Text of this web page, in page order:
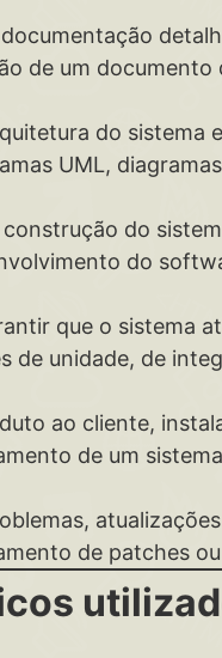
de um
do sistema
UML,
do
do
que o sistema
de unidade, de
ao cliente,
de um
de patches